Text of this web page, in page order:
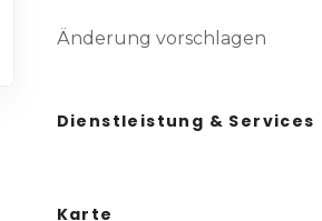
Änderung vorschlagen
Dienstleistung & Services
Karte